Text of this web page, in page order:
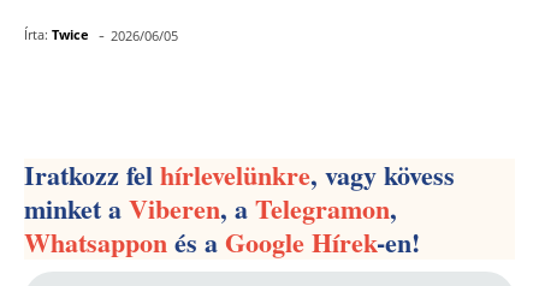
Írta: Twice - 2026/06/05
Iratkozz felhírlevelünkre, vagy kövess
minket aViberen, aTelegramon,
Whatsapponés aGoogle Hírek-en!